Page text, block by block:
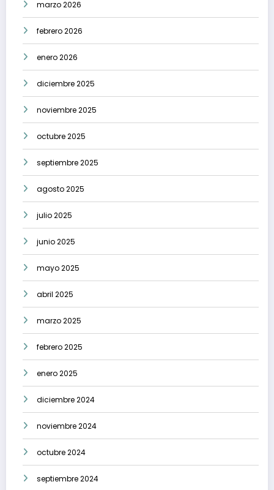
marzo 2026
febrero 2026
enero 2026
diciembre 2025
noviembre 2025
octubre 2025
septiembre 2025
agosto 2025
julio 2025
junio 2025
mayo 2025
abril 2025
marzo 2025
febrero 2025
enero 2025
diciembre 2024
noviembre 2024
octubre 2024
septiembre 2024